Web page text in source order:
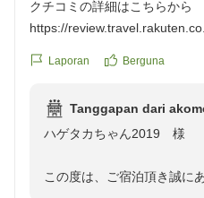
クチコミの詳細はこちらから
https://
Laporan Berguna
Tanggapan dari
ハゲタカちゃん2019 様
この度は、ご宿泊頂き誠に